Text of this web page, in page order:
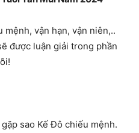
vận hạn, vận niên,..
được luận giải trong phần
sao Kế Đô chiếu mệnh.